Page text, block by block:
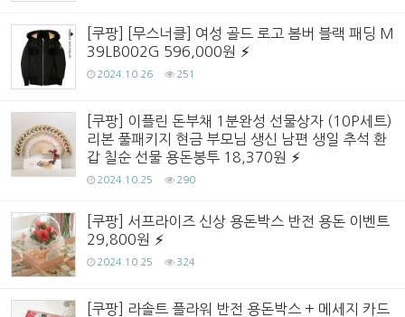
[쿠팡] [무스너클] 여성 골드 로고 봄버 블랙 패딩 M
39LB002G 596,000원
2024.10.26 251
[쿠팡] 이플린 돈부채 1분완성 선물상자 (10P세트)
리본 풀패키지 현금 부모님 생신 남편 생일 추석 환
갑 칠순 선물 용돈봉투 18,370원
2024.10.25 290
[쿠팡] 서프라이즈 신상 용돈박스 반전 용돈 이벤트
29,800원
2024.10.25 324
[쿠팡] 라솔트 플라워 반전 용돈박스 + 메세지 카드